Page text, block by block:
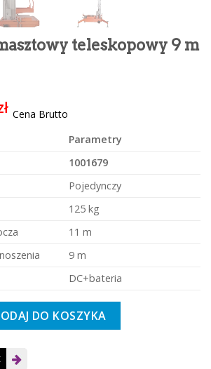
teleskopowy 9 m
Cena Brutto
Parametry
1001679
Pojedynczy
125 kg
11 m
9 m
DC+bateria
teleskopowy 9 m DC z baterią
DO KOSZYKA